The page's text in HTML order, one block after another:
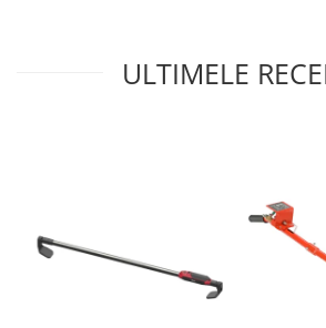
Rulmenti,Bucsi si Extractoare
Sistem directie
Cricuri Hidraulice
Surubelnite Si Biti
ULTIMELE